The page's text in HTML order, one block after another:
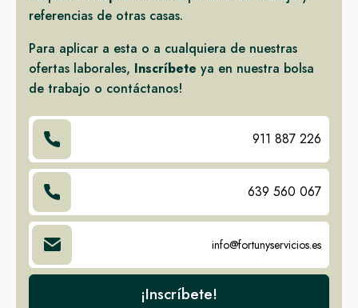
referencias de otras casas.
Para aplicar a esta o a cualquiera de nuestras
ofertas laborales, Inscríbete ya en nuestra bolsa
de trabajo o contáctanos!
911 887 226
639 560 067
info@fortunyservicios.es
¡Inscríbete!